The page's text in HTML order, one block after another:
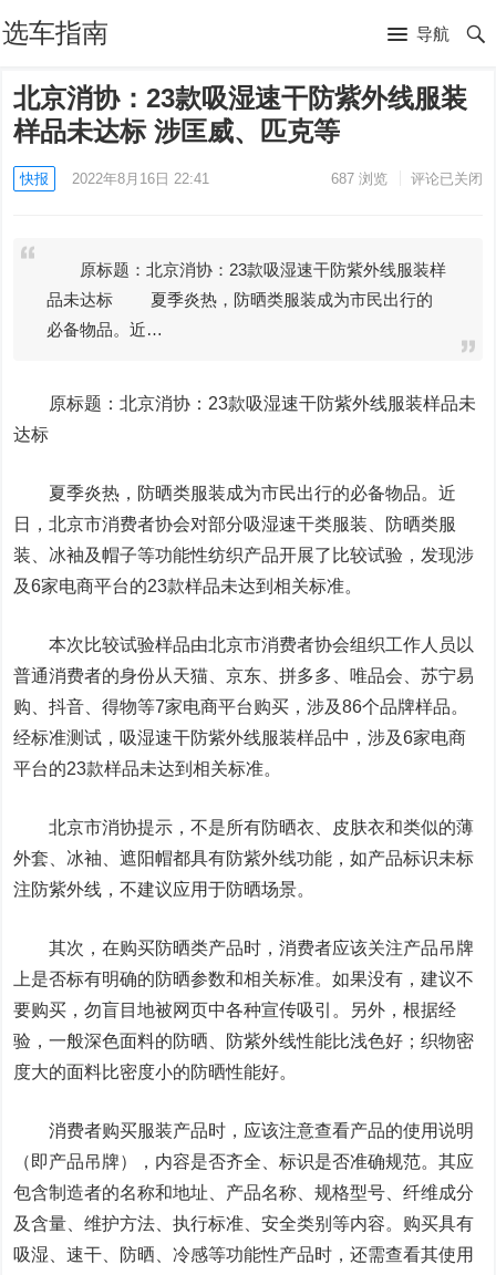
选车指南 导航
北京消协：23款吸湿速干防紫外线服装
样品未达标 涉匡威、匹克等
快报 2022年8月16日 22:41 687浏览 评论已关闭
原标题：北京消协：23款吸湿速干防紫外线服装样
品未达标 夏季炎热，防晒类服装成为市民出行的
必备物品。近…
原标题：北京消协：23款吸湿速干防紫外线服装样品未
达标
夏季炎热，防晒类服装成为市民出行的必备物品。近
日，北京市消费者协会对部分吸湿速干类服装、防晒类服
装、冰袖及帽子等功能性纺织产品开展了比较试验，发现涉
及6家电商平台的23款样品未达到相关标准。
本次比较试验样品由北京市消费者协会组织工作人员以
普通消费者的身份从天猫、京东、拼多多、唯品会、苏宁易
购、抖音、得物等7家电商平台购买，涉及86个品牌样品。
经标准测试，吸湿速干防紫外线服装样品中，涉及6家电商
平台的23款样品未达到相关标准。
北京市消协提示，不是所有防晒衣、皮肤衣和类似的薄
外套、冰袖、遮阳帽都具有防紫外线功能，如产品标识未标
注防紫外线，不建议应用于防晒场景。
其次，在购买防晒类产品时，消费者应该关注产品吊牌
上是否标有明确的防晒参数和相关标准。如果没有，建议不
要购买，勿盲目地被网页中各种宣传吸引。另外，根据经
验，一般深色面料的防晒、防紫外线性能比浅色好；织物密
度大的面料比密度小的防晒性能好。
消费者购买服装产品时，应该注意查看产品的使用说明
（即产品吊牌），内容是否齐全、标识是否准确规范。其应
包含制造者的名称和地址、产品名称、规格型号、纤维成分
及含量、维护方法、执行标准、安全类别等内容。购买具有
吸湿、速干、防晒、冷感等功能性产品时，还需查看其使用